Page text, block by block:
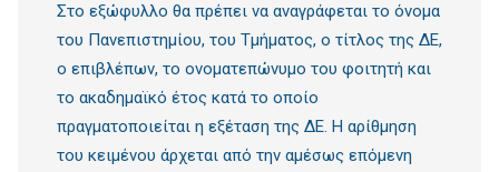
Στο εξώφυλλο θα πρέπει να αναγράφεται το όνομα
του Πανεπιστημίου, του Τμήματος, ο τίτλος της ΔΕ,
ο επιβλέπων, το ονοματεπώνυμο του φοιτητή και
το ακαδημαϊκό έτος κατά το οποίο
πραγματοποιείται η εξέταση της ΔΕ. Η αρίθμηση
του κειμένου άρχεται από την αμέσως επόμενη